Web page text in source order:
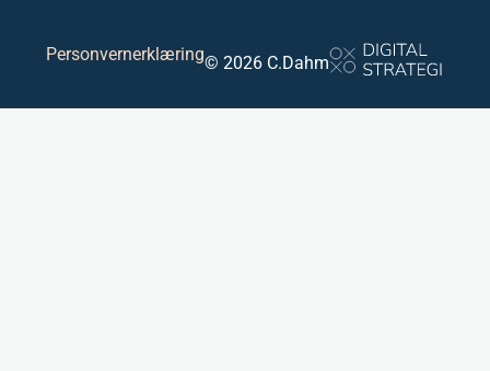
Personvernerklæring© 2026 C.Dahm